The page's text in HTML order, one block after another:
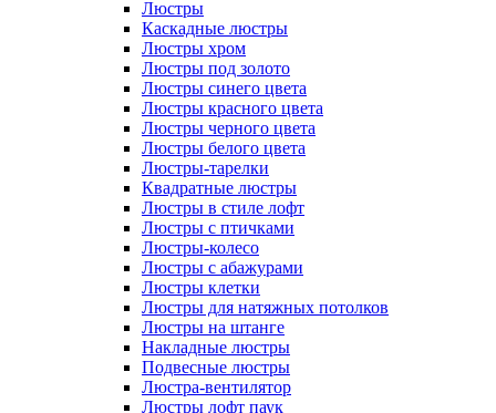
Люстры
Каскадные люстры
Люстры хром
Люстры под золото
Люстры синего цвета
Люстры красного цвета
Люстры черного цвета
Люстры белого цвета
Люстры-тарелки
Квадратные люстры
Люстры в стиле лофт
Люстры с птичками
Люстры-колесо
Люстры с абажурами
Люстры клетки
Люстры для натяжных потолков
Люстры на штанге
Накладные люстры
Подвесные люстры
Люстра-вентилятор
Люстры лофт паук